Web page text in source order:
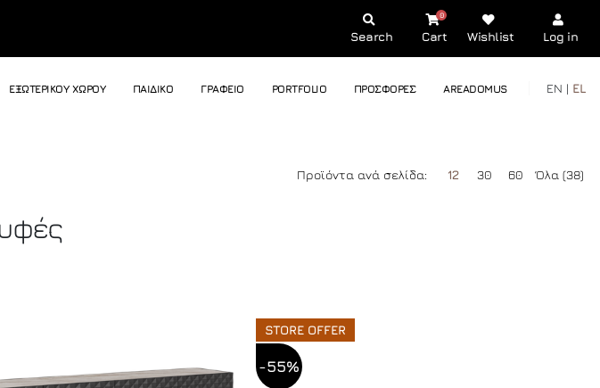
Search Cart
0
Wishlist Log in
ΕΞΩΤΕΡΙΚΟΥ ΧΩΡΟΥ ΠΑΙΔΙΚΟ ΓΡΑΦΕΙΟ PORTFOLIO ΠΡΟΣΦΟΡΕΣ AREADOMUS EN | EL
Προϊόντα ανά σελίδα: 12 30 60 Όλα (38)
STORE OFFER
-55%